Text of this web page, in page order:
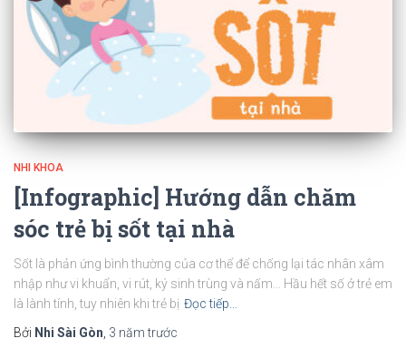
NHI KHOA
[Infographic] Hướng dẫn chăm
sóc trẻ bị sốt tại nhà
Sốt là phản ứng bình thường của cơ thể để chống lại tác nhân xâm
nhập như vi khuẩn, vi rút, ký sinh trùng và nấm… Hầu hết số ở trẻ em
là lành tính, tuy nhiên khi trẻ bị Đọc tiếp…
Bởi Nhi Sài Gòn, 3 nămtrước